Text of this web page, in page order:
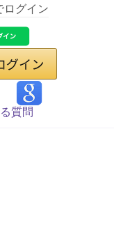
ログイン
質問